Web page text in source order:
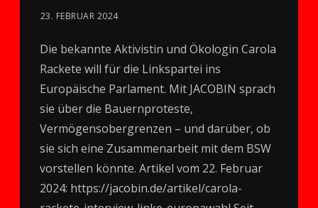
23. FEBRUAR 2024
Die bekannte Aktivistin und Ökologin Carola
Rackete will für die Linkspartei ins
Europäische Parlament. Mit JACOBIN sprach
sie über die Bauernproteste,
Vermögensobergrenzen – und darüber, ob
sie sich eine Zusammenarbeit mit dem BSW
vorstellen könnte. Artikel vom 22. Februar
2024: https://jacobin.de/artikel/carola-